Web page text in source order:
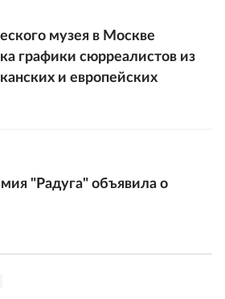
музея в Москве
графики сюрреалистов из
и европейских
"Радуга" объявила о